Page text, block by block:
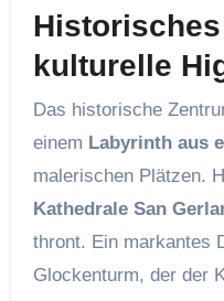
kulturelle
Das historische
einem Labyrinth aus
malerischen Plätzen.
Kathedrale San
thront. Ein markantes
Glockenturm, der der